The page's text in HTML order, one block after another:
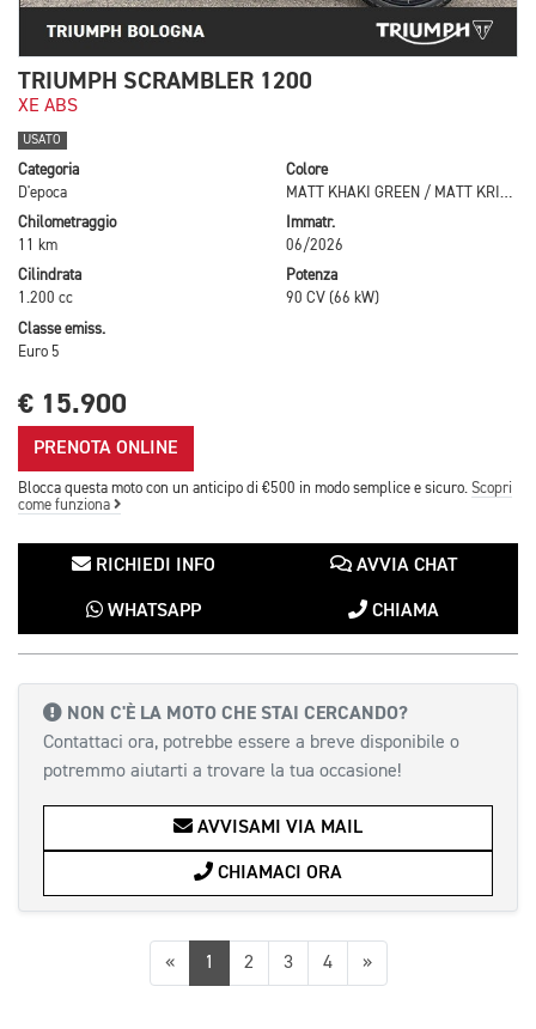
TRIUMPH SCRAMBLER 1200
XE ABS
USATO
Categoria
D'epoca
Colore
MATT KHAKI GREEN / MATT KRISTAL
Chilometraggio
11 km
Immatr.
06/2026
Cilindrata
1.200 cc
Potenza
90 CV (66 kW)
Classe emiss.
Euro 5
€ 15.900
PRENOTA ONLINE
Blocca questa moto con un anticipo di €500 in modo semplice e sicuro. Scopri
come funziona
RICHIEDI INFO AVVIA CHAT
WHATSAPP CHIAMA
NON C'È LA MOTO CHE STAI CERCANDO?
Contattaci ora, potrebbe essere a breve disponibile o
potremmo aiutarti a trovare la tua occasione!
AVVISAMI VIA MAIL
CHIAMACI ORA
«Precedente
1 2 3 4 »Successiva